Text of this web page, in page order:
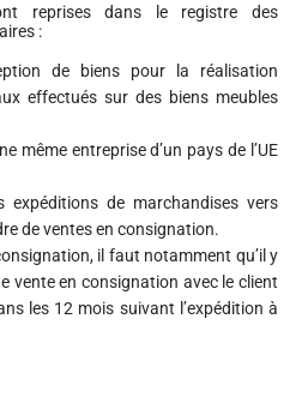
reprises dans le registre des
:
de biens pour la réalisation
effectués sur des biens meubles
même entreprise d’un pays de l’UE
de marchandises vers
de ventes en consignation.
il faut notamment qu’il y
vente en consignation avec le client
les 12 mois suivant l’expédition à